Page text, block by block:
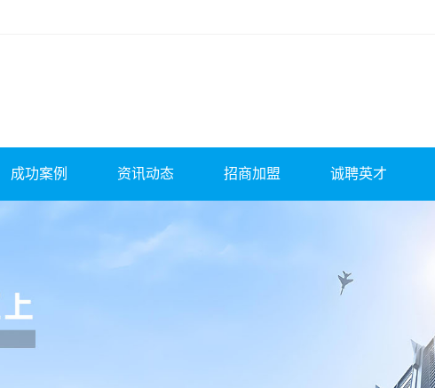
成功案例 资讯动态 招商加盟 诚聘英才